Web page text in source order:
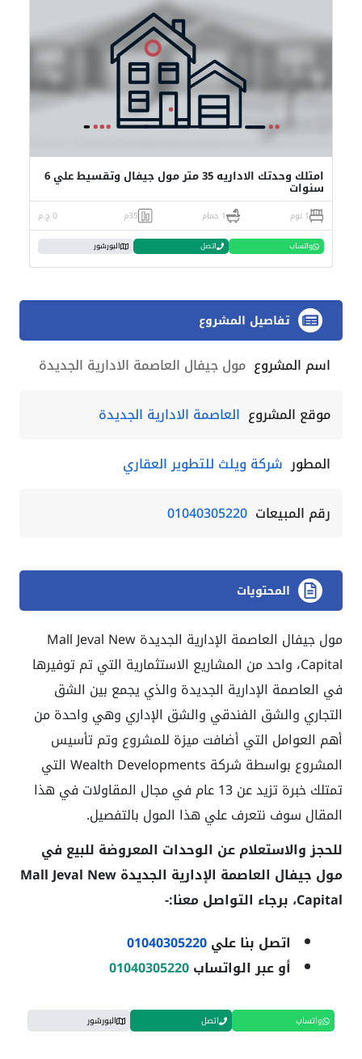
امتلك وحدتك الاداريه 35 متر مول جيفال وتقسيط علي 6
سنوات
1 نوم 1 حمام 35م 0 ج.م
واتساب اتصل البورشور
تفاصيل المشروع
اسم المشروع مول جيفال العاصمة الادارية الجديدة
موقع المشروع العاصمة الادارية الجديدة
المطور شركة ويلث للتطوير العقاري
رقم المبيعات 01040305220
المحتويات
مول جيفال العاصمة الإدارية الجديدة Mall Jeval New
Capital، واحد من المشاريع الاستثمارية التي تم توفيرها
في العاصمة الإدارية الجديدة والذي يجمع بين الشق
التجاري والشق الفندقي والشق الإداري وهي واحدة من
أهم العوامل التي أضافت ميزة للمشروع وتم تأسيس
المشروع بواسطة شركة Wealth Developments التي
تمتلك خبرة تزيد عن 13 عام في مجال المقاولات في هذا
المقال سوف نتعرف علي هذا المول بالتفصيل.
للحجز والاستعلام عن الوحدات المعروضة للبيع في
مول جيفال العاصمة الإدارية الجديدة Mall Jeval New
Capital، برجاء التواصل معنا:-
اتصل بنا علي01040305220
أو عبر الواتساب01040305220
واتساب اتصل البورشور